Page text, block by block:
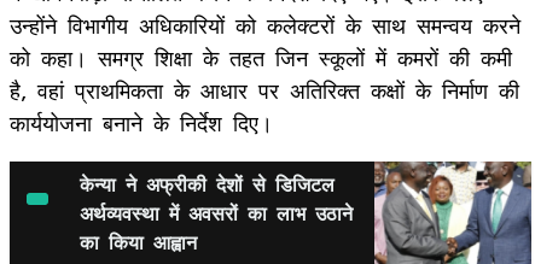
उन्होंने विभागीय अधिकारियों को कलेक्टरों के साथ समन्वय करने
को कहा। समग्र शिक्षा के तहत जिन स्कूलों में कमरों की कमी
है, वहां प्राथमिकता के आधार पर अतिरिक्त कक्षों के निर्माण की
कार्ययोजना बनाने के निर्देश दिए।
केन्‍या ने अफ्रीकी देशों से डिजिटल
अर्थव्यवस्था में अवसरों का लाभ उठाने
का क‍िया आह्वान